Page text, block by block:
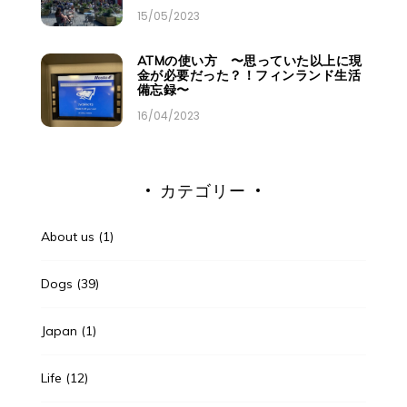
15/05/2023
ATMの使い方 〜思っていた以上に現
金が必要だった？！フィンランド生活
備忘録〜
16/04/2023
カテゴリー
About us (1)
Dogs (39)
Japan (1)
Life (12)